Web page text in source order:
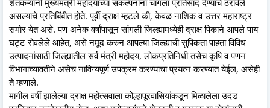
शेतकऱ्यांनी मुख्यमंत्री महोदयांच्या संकल्पनांना चांगला प्रतिसाद देण्याचे ठरविले
असल्याचे प्रतिबिंबीत होते. पूर्वी द्राक्ष म्हटले की, केवळ नाशिक व उत्तर महाराष्ट्र
समोर येत असे. पण अनेक वर्षांपासून सांगली जिल्ह्यामध्येही द्राक्ष पिकाने आपले पाय
घट्ट रोवलेले आहेत, असे नमूद करुन आपल्या जिल्ह्याची सुपिकता पाहता विविध
उत्पादनांसाठी जिल्ह्यातील सर्व मंत्री महोदय, लोकप्रतिनिधी तसेच कृषि व पणन
विभागाच्यावतीने असेच नाविन्यपूर्ण उपक्रम करण्याचा प्रयत्न करण्यात येईल, असेही
ते म्हणाले.
मागील वर्षी झालेल्या द्राक्ष महोत्सवाला कोल्हापूरवासियांकडून मिळालेला उदंड